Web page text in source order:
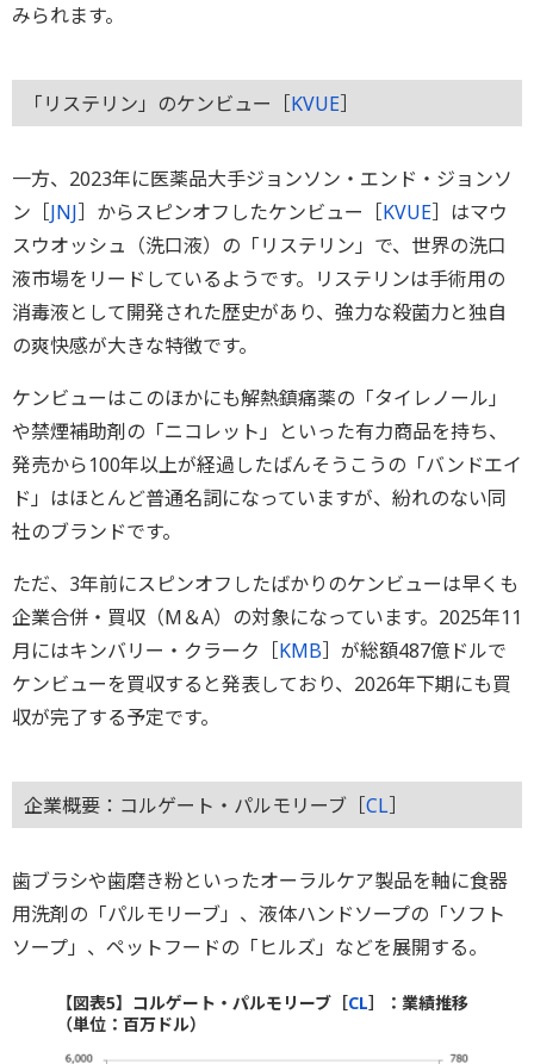
みられます。
「リステリン」のケンビュー［KVUE］
一方、2023年に医薬品大手ジョンソン・エンド・ジョンソ
ン［JNJ］からスピンオフしたケンビュー［KVUE］はマウ
スウオッシュ（洗口液）の「リステリン」で、世界の洗口
液市場をリードしているようです。リステリンは手術用の
消毒液として開発された歴史があり、強力な殺菌力と独自
の爽快感が大きな特徴です。
ケンビューはこのほかにも解熱鎮痛薬の「タイレノール」
や禁煙補助剤の「ニコレット」といった有力商品を持ち、
発売から100年以上が経過したばんそうこうの「バンドエイ
ド」はほとんど普通名詞になっていますが、紛れのない同
社のブランドです。
ただ、3年前にスピンオフしたばかりのケンビューは早くも
企業合併・買収（M＆A）の対象になっています。2025年11
月にはキンバリー・クラーク［KMB］が総額487億ドルで
ケンビューを買収すると発表しており、2026年下期にも買
収が完了する予定です。
企業概要：コルゲート・パルモリーブ［CL］
歯ブラシや歯磨き粉といったオーラルケア製品を軸に食器
用洗剤の「パルモリーブ」、液体ハンドソープの「ソフト
ソープ」、ペットフードの「ヒルズ」などを展開する。
【図表5】コルゲート・パルモリーブ［CL］：業績推移
（単位：百万ドル）